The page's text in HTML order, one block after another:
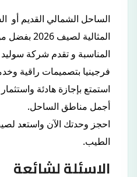
الساحل الشمالي القديم أو
المثالية
المناسبة و تقدم شركة
فرجينيا بتصميمات راقية
استمتع بإجازة هادئة
أجمل مناطق الساحل.
احجز وحدتك الآن واستعد
الطيب.
الاسئلة لشائعة